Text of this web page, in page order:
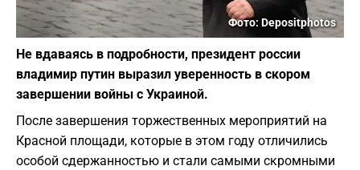
Фото: Depositphotos
Не вдаваясь в подробности, президент россии
владимир путин выразил уверенность в скором
завершении войны с Украиной.
После завершения торжественных мероприятий на
Красной площади, которые в этом году отличились
особой сдержанностью и стали самыми скромными